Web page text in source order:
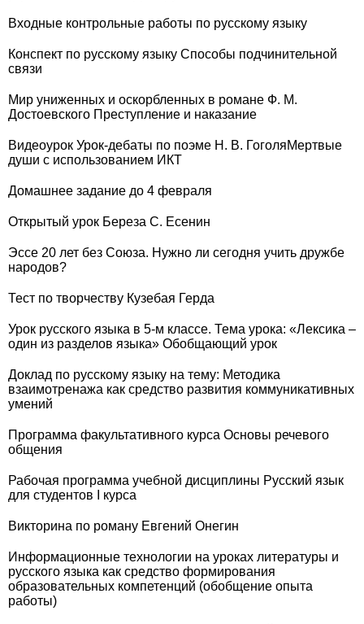
Входные контрольные работы по русскому языку
Конспект по русскому языку Способы подчинительной
связи
Мир униженных и оскорбленных в романе Ф. М.
Достоевского Преступление и наказание
Видеоурок Урок-дебаты по поэме Н. В. ГоголяМертвые
души с использованием ИКТ
Домашнее задание до 4 февраля
Открытый урок Береза С. Есенин
Эссе 20 лет без Союза. Нужно ли сегодня учить дружбе
народов?
Тест по творчеству Кузебая Герда
Урок русского языка в 5-м классе. Тема урока: «Лексика –
один из разделов языка» Обобщающий урок
Доклад по русскому языку на тему: Методика
взаимотренажа как средство развития коммуникативных
умений
Программа факультативного курса Основы речевого
общения
Рабочая программа учебной дисциплины Русский язык
для студентов I курса
Викторина по роману Евгений Онегин
Информационные технологии на уроках литературы и
русского языка как средство формирования
образовательных компетенций (обобщение опыта
работы)